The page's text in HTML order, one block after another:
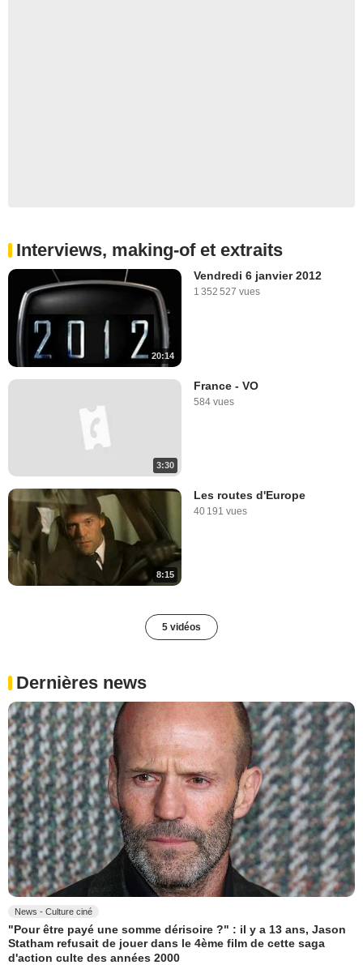
Interviews, making-of et extraits
20:14
Vendredi 6 janvier 2012
1 352 527 vues
3:30
France - VO
584 vues
8:15
Les routes d'Europe
40 191 vues
5 vidéos
Dernières news
News - Culture ciné
"Pour être payé une somme dérisoire ?" : il y a 13 ans, Jason
Statham refusait de jouer dans le 4ème film de cette saga
d'action culte des années 2000